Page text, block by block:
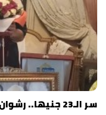
سر الـ23